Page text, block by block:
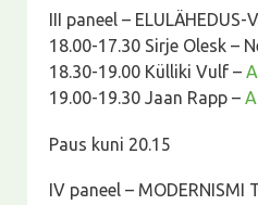
III paneel –
18.00-17.30 Sirje Olesk –
18.30-19.00 Külliki Vulf –
19.00-19.30 Jaan Rapp –
Paus kuni 20.15
IV paneel –